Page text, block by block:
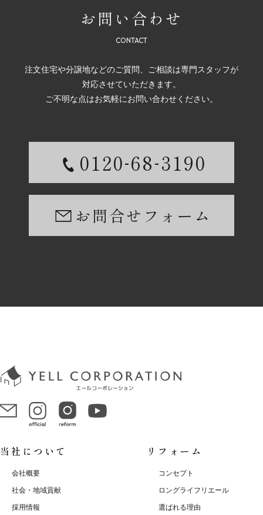
お問い合わせ
注文住宅や分譲地などのご質問、ご相談は専門スタッフが
対応させていただきます。
ご不明な点はお気軽にお問い合わせください。
0120-68-3190
お問合せフォーム
当社について
会社概要
社会・地域貢献
採用情報
リフォーム
コンセプト
ロングライフリエール
選ばれる理由